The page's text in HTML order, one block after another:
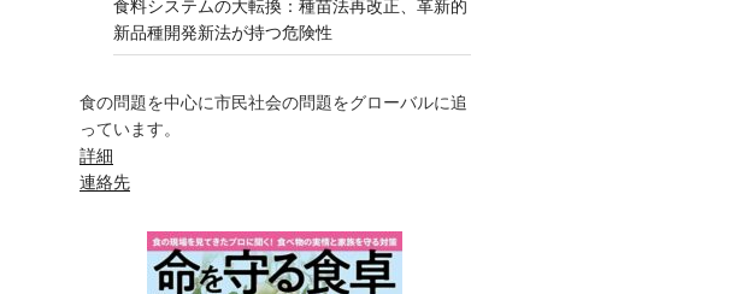
食料システムの大転換：種苗法再改正、革新的
新品種開発新法が持つ危険性
食の問題を中心に市民社会の問題をグローバルに追
っています。
詳細
連絡先